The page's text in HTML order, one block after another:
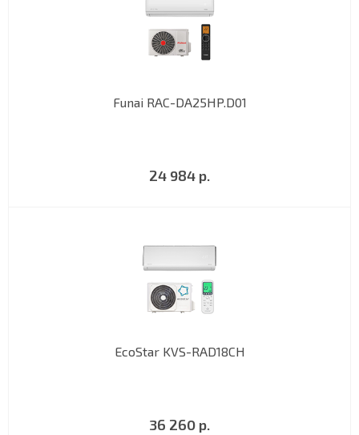
Funai RAC-DA25HP.D01
24 984 р.
EcoStar KVS-RAD18CH
36 260 р.